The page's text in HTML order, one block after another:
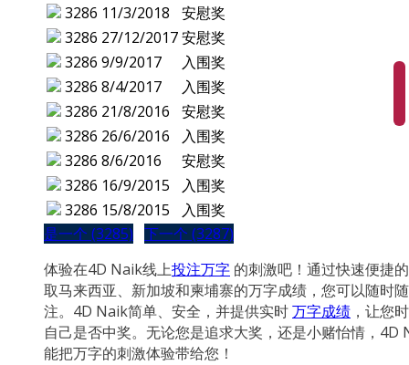
3286 11/3/2018
安慰奖
3286 27/12/2017安慰奖
3286 9/9/2017
入围奖
3286 8/4/2017
入围奖
3286 21/8/2016
安慰奖
3286 26/6/2016
入围奖
3286 8/6/2016
安慰奖
3286 16/9/2015
入围奖
3286 15/8/2015
入围奖
是一个 (3285) 下一个 (3287)
体验在4D Naik线上投注万字 的刺激吧！通过快速便捷
取马来西亚、新加坡和柬埔寨的万字成绩，您可以随时
注。4D Naik简单、安全，并提供实时万字成绩 ，让您
自己是否中奖。无论您是追求大奖，还是小赌怡情，4D
能把万字的刺激体验带给您！